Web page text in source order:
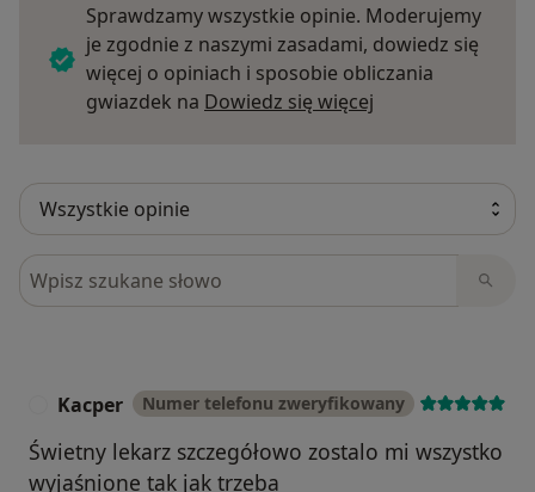
Sprawdzamy wszystkie opinie. Moderujemy
je zgodnie z naszymi zasadami, dowiedz się
więcej o opiniach i sposobie obliczania
gwiazdek na Dowiedz się więcej
Szukaj w opiniach
Kacper Numer telefonu zweryfikowany
Świetny lekarz szczegółowo zostalo mi wszystko
wyjaśnione tak jak trzeba